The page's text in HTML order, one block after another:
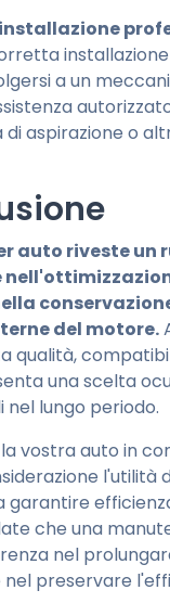
a un
di aspirazione o
auto riveste un
del motore.
qualità,
una scelta
lungo periodo.
vostra auto in
l'utilità
garantire
che una
nel
preservare